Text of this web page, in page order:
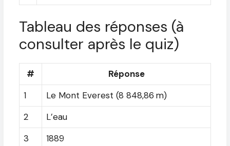
Tableau des réponses (à
consulter après le quiz)
#
Réponse
1
Le Mont Everest (8 848,86 m)
2
L’eau
3
1889